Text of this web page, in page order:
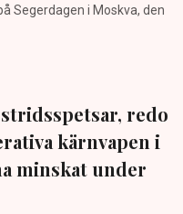
Segerdagen i Moskva, den
redo
kärnvapen i
minskat under